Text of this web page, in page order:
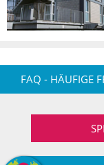
FAQ - HÄUFIGE